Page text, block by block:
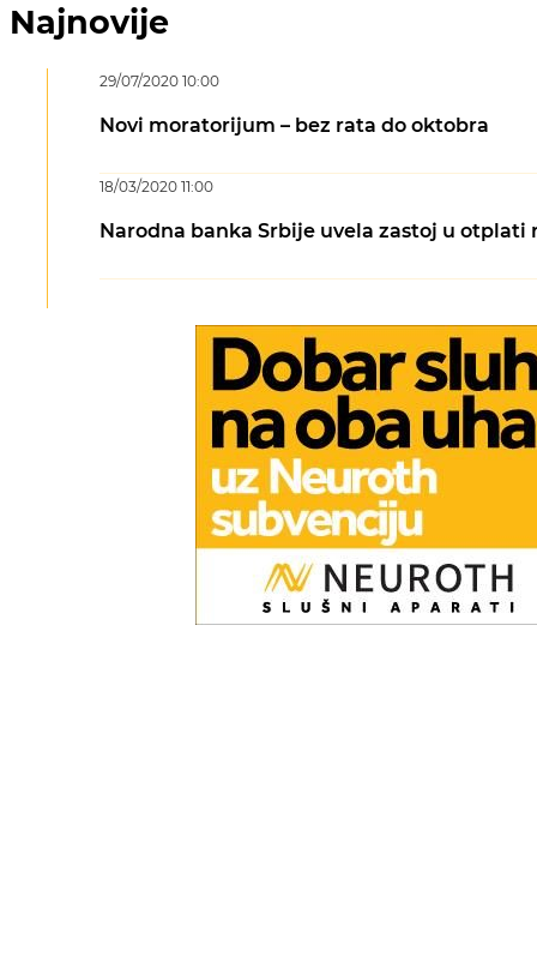
Najnovije
Novi moratorijum – bez rata do oktobra
29/07/2020 10:00
Narodna banka Srbije uvela zastoj u otplati
18/03/2020 11:00